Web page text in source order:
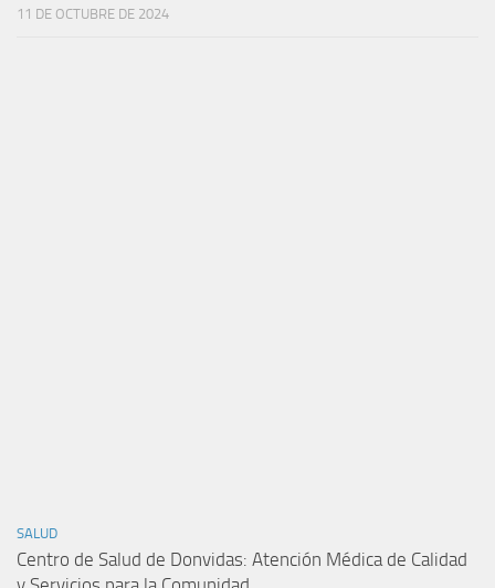
11 DE OCTUBRE DE 2024
SALUD
Centro de Salud de Donvidas: Atención Médica de Calidad